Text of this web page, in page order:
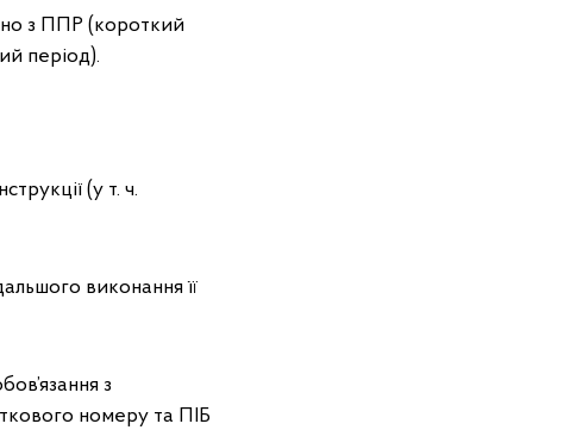
з ППР (короткий
період).
(у т. ч.
виконання її
з
номеру та ПІБ